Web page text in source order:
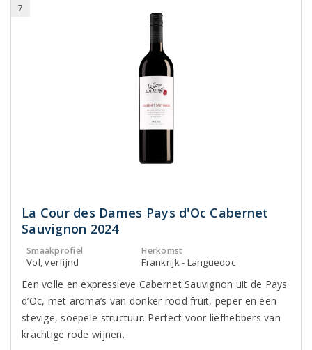
7
La Cour des Dames Pays d'Oc Cabernet
Sauvignon 2024
Smaakprofiel
Vol, verfijnd
Herkomst
Frankrijk - Languedoc
Een volle en expressieve Cabernet Sauvignon uit de Pays
d’Oc, met aroma’s van donker rood fruit, peper en een
stevige, soepele structuur. Perfect voor liefhebbers van
krachtige rode wijnen.